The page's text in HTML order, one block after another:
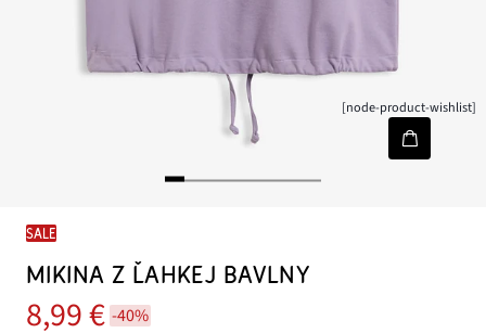
[node-product-wishlist]
SALE
MIKINA Z ĽAHKEJ BAVLNY
8,99 € -40%